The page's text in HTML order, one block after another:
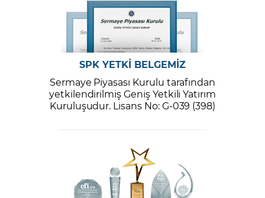
SPK YETKİ BELGEMİZ
Sermaye Piyasası Kurulu tarafından
yetkilendirilmiş Geniş Yetkili Yatırım
Kuruluşudur. Lisans No: G-039 (398)